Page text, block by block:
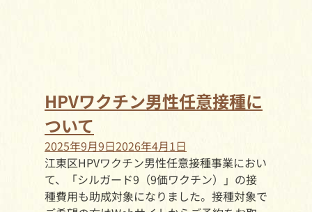
HPVワクチン男性任意接種に
ついて
2025年9月9日2026年4月1日
江東区HPVワクチン男性任意接種事業におい
て、「シルガード9（9価ワクチン）」の接
種費用も助成対象になりました。接種対象で